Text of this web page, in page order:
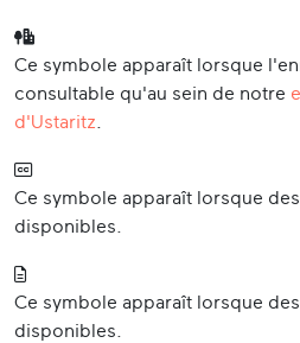
Ce symbole apparaît lorsque
consultable qu'au sein de notre
d'Ustaritz
Ce symbole apparaît lorsque
disponibles.
Ce symbole apparaît lorsque
disponibles.